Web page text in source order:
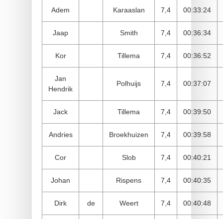
Adem Karaaslan 7,4 00:33:24
Jaap Smith 7,4 00:36:34
Kor Tillema 7,4 00:36:52
Jan
Hendrik
Polhuijs 7,4 00:37:07
Jack Tillema 7,4 00:39:50
Andries Broekhuizen 7,4 00:39:58
Cor Slob 7,4 00:40:21
Johan Rispens 7,4 00:40:35
Dirk de Weert 7,4 00:40:48